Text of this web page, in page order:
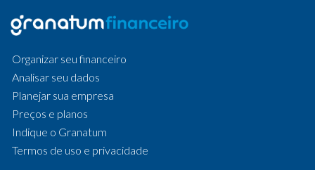
Organizar seu financeiro
Analisar seu dados
Planejar sua empresa
Preços e planos
Indique o Granatum
Termos de uso e privacidade